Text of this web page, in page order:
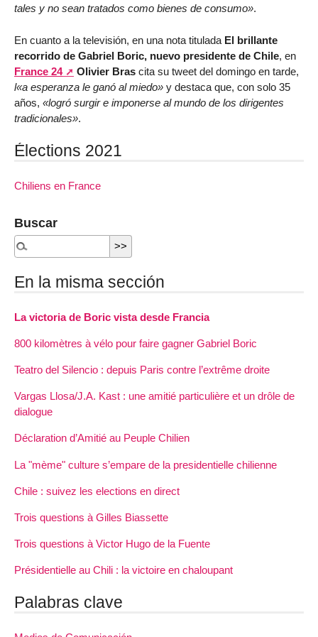
tales y no sean tratados como bienes de consumo».
En cuanto a la televisión, en una nota titulada El brillante
recorrido de Gabriel Boric, nuevo presidente de Chile, en
France 24
Olivier Bras cita su tweet del domingo en tarde,
l«a esperanza le ganó al miedo» y destaca que, con solo 35
años, «logró surgir e imponerse al mundo de los dirigentes
tradicionales».
Élections 2021
Chiliens en France
Buscar
En la misma sección
La victoria de Boric vista desde Francia
800 kilomètres à vélo pour faire gagner Gabriel Boric
Teatro del Silencio : depuis Paris contre l’extrême droite
Vargas Llosa/J.A. Kast : une amitié particulière et un drôle de
dialogue
Déclaration d’Amitié au Peuple Chilien
La "mème" culture s’empare de la presidentielle chilienne
Chile : suivez les elections en direct
Trois questions à Gilles Biassette
Trois questions à Victor Hugo de la Fuente
Présidentielle au Chili : la victoire en chaloupant
Palabras clave